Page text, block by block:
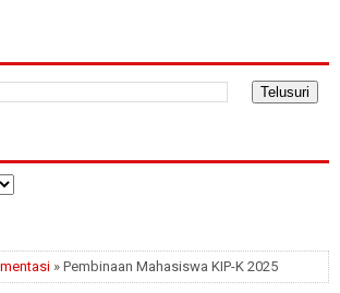
» Pembinaan Mahasiswa KIP-K 2025